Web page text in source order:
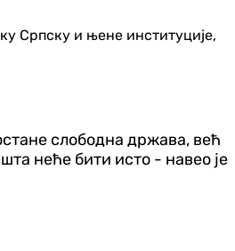
Српску и њене институције,
слободна држава, већ
неће бити исто - навео је